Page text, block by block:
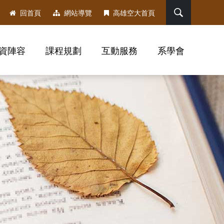
回首頁 網站導覽 高雄空大首頁
陣容 課程規劃 互動服務 系學會
社群分享工具列